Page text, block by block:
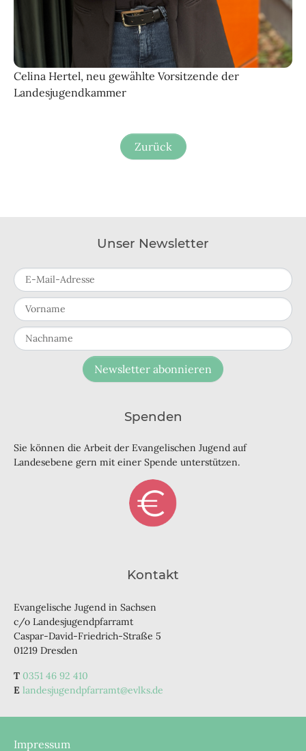
Celina Hertel, neu gewählte Vorsitzende der
Landesjugendkammer
Zurück
Unser Newsletter
Newsletter abonnieren
Spenden
Sie können die Arbeit der Evangelischen Jugend auf
Landesebene gern mit einer Spende unterstützen.
Kontakt
Evangelische Jugend in Sachsen
c/o Landesjugendpfarramt
Caspar-David-Friedrich-Straße 5
01219 Dresden
0351 46 92 410
landesjugendpfarramt@evlks.de
Impressum